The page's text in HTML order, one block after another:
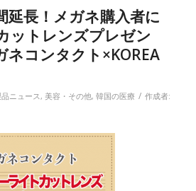
延長！メガネ購入者に
ットレンズプレゼン
コンタクト×KOREA
品ニュース, 美容・その他, 韓国の医療 / 作成者: